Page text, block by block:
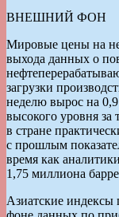
ВНЕШНИЙ ФОН
Мировые цены на
выхода данных о
загрузки
неделю вырос на
высокого уровня
в стране
с прошлым
время как
1,75 миллиона
Азиатские индексы